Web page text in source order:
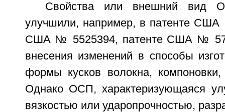
Свойства или внешний вид
улучшили, например, в патенте США
США № 5525394, патенте США №
внесения изменений в способы
формы кусков волокна,
Однако ОСП, характеризующаяся
вязкостью или ударопрочностью,